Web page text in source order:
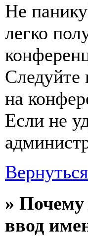
Не
легко
Следуйте
на
Если не
» Почему
ввод